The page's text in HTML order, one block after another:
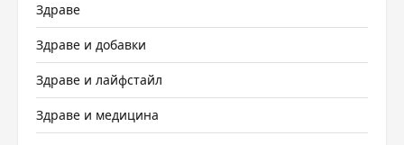
Здраве
Здраве и добавки
Здраве и лайфстайл
Здраве и медицина